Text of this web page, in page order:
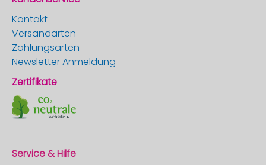
Kontakt
Versandarten
Zahlungsarten
Newsletter Anmeldung
Zertifikate
Service & Hilfe